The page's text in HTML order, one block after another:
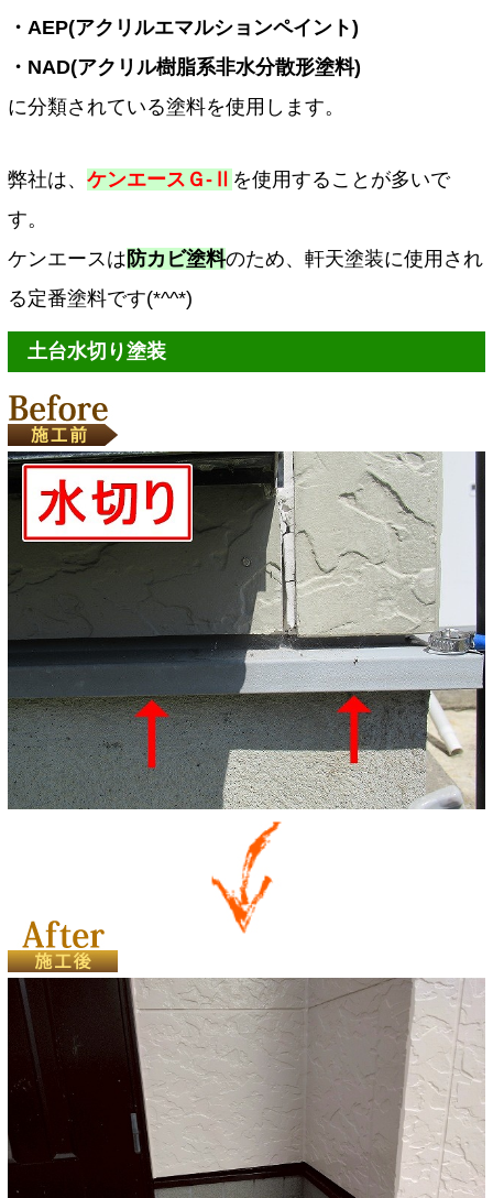
・AEP(アクリルエマルションペイント)
・NAD(アクリル樹脂系非水分散形塗料)
に分類されている塗料を使用します。
弊社は、 ケンエースＧ-Ⅱ を使用することが多いで
す。
ケンエースは 防カビ塗料のため、軒天塗装に使用され
る定番塗料です(*^^*)
土台水切り塗装